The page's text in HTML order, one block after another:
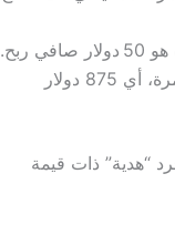
منصة Bet365 تحوّل العرض إلى 25 دولار، شرط الرفع 35 مرة، أي 875 دولار
“هدية” ذات قيمة